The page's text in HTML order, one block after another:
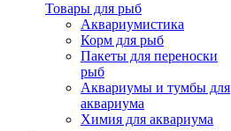
Товары для рыб
Аквариумистика
Корм для рыб
Пакеты для переноски
рыб
Аквариумы и тумбы для
аквариума
Химия для аквариума